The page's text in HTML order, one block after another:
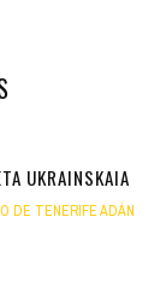
UKRAINSKAIA
DE TENERIFE ADÁN